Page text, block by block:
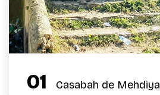
01 Casabah de Mehdiya